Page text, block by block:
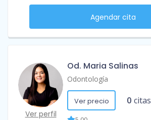
Agendar cita
Ver perfil
Od. Maria Salinas
Odontología
Ver precio 0 citas